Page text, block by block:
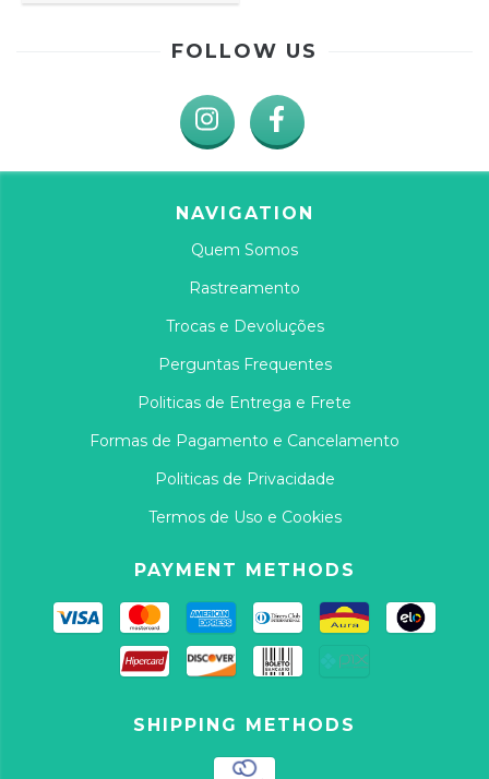
FOLLOW US
NAVIGATION
Quem Somos
Rastreamento
Trocas e Devoluções
Perguntas Frequentes
Politicas de Entrega e Frete
Formas de Pagamento e Cancelamento
Politicas de Privacidade
Termos de Uso e Cookies
PAYMENT METHODS
SHIPPING METHODS